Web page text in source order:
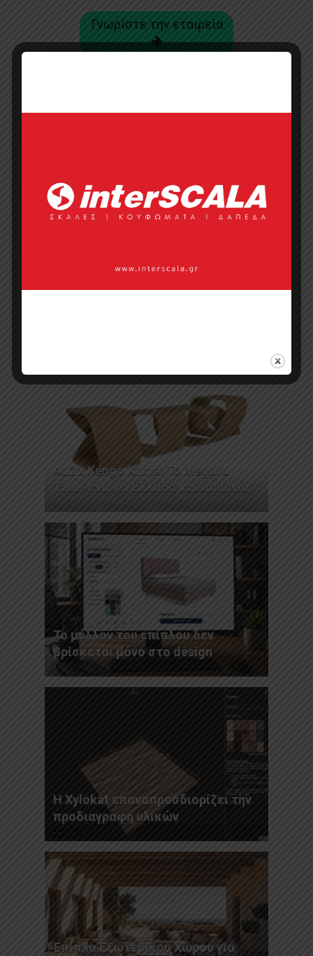
Γνωρίστε την εταιρεία
AL2 x Kengo Kuma: Το Meguru
Table ενώνει Ελλάδα και Ιαπωνία
Το μέλλον του επίπλου δεν
βρίσκεται μόνο στο design
Η Xylokat επαναπροσδιορίζει την
προδιαγραφή υλικών
Έπιπλα Εξωτερικού Χώρου για